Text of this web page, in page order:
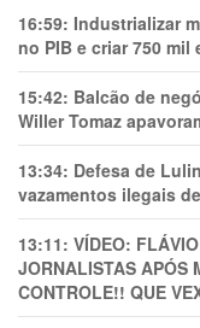
16:59: Industrializar
no PIB e criar 750
15:42: Balcão de
Willer Tomaz
13:34: Defesa de
vazamentos ilegais
13:11: VÍDEO:
JORNALISTAS APÓS
CONTROLE!! QUE